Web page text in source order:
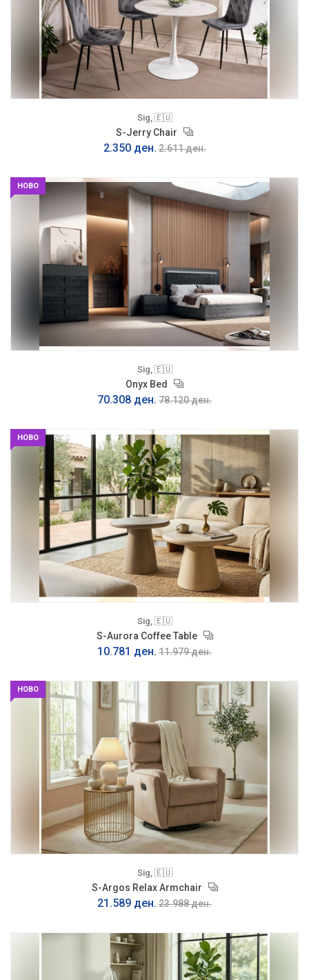
Sig, 🇪🇺
S-Jerry Chair
2.350 ден. 2.611 ден.
НОВО
Sig, 🇪🇺
Onyx Bed
70.308 ден. 78.120 ден.
НОВО
Sig, 🇪🇺
S-Aurora Coffee Table
10.781 ден. 11.979 ден.
НОВО
Sig, 🇪🇺
S-Argos Relax Armchair
21.589 ден. 23.988 ден.